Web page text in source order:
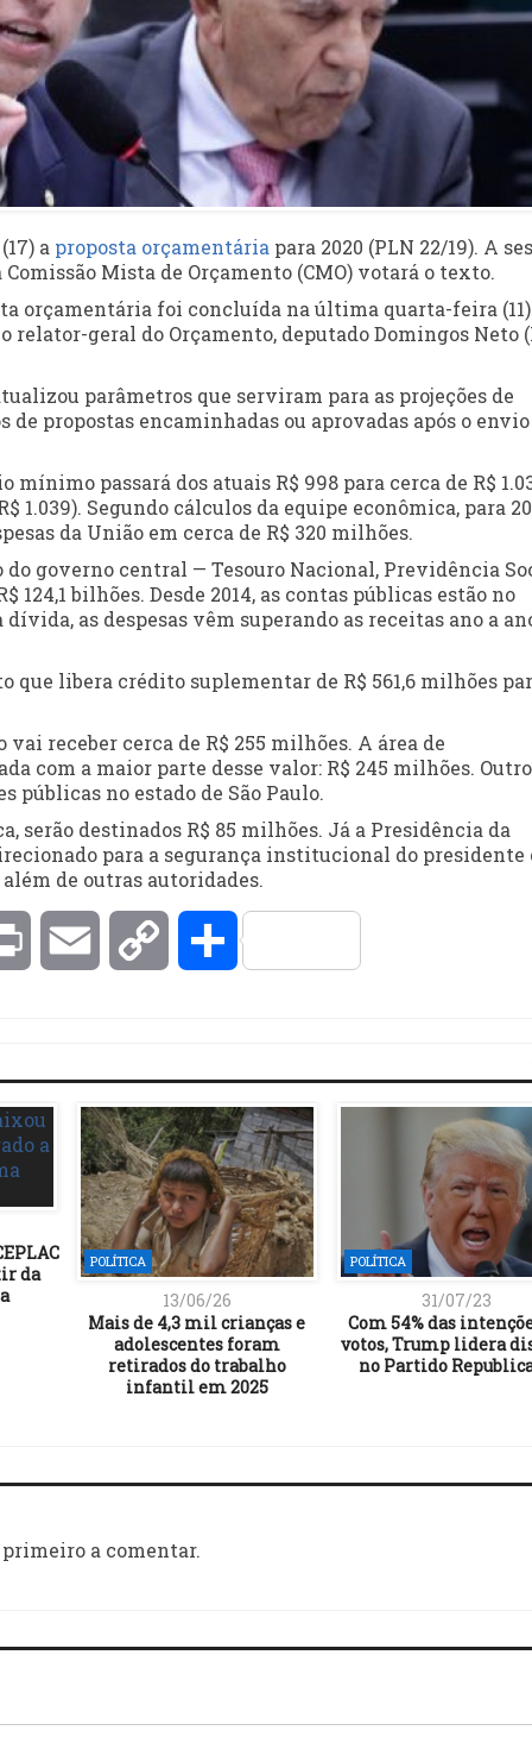
a proposta orçamentária para 2020 (PLN 22/19). A
Comissão Mista de Orçamento (CMO) votará o texto.
orçamentária foi concluída na última quarta-feira
relator-geral do Orçamento, deputado Domingos Neto
parâmetros que serviram para as projeções de
propostas encaminhadas ou aprovadas após o
passará dos atuais R$ 998 para cerca de R$
Segundo cálculos da equipe econômica, para
da União em cerca de R$ 320 milhões.
governo central — Tesouro Nacional, Previdência
bilhões. Desde 2014, as contas públicas estão no
as despesas vêm superando as receitas ano a
que libera crédito suplementar de R$ 561,6 milhões
receber cerca de R$ 255 milhões. A área de
com a maior parte desse valor: R$ 245 milhões.
públicas no estado de São Paulo.
serão destinados R$ 85 milhões. Já a Presidência da
para a segurança institucional do presidente
de outras autoridades.
Print Email Copy Compartilhar
da
POLÍTICA
13/06/26
Mais de 4,3 mil crianças e
adolescentes foram
retirados do trabalho
infantil em 2025
POLÍTICA
31/07/23
Com 54% das
votos, Trump lidera
no Partido
primeiro a comentar.